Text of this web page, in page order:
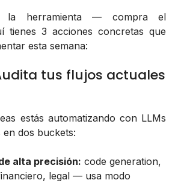
la herramienta — compra el
tienes 3 acciones concretas que
esta semana:
tus flujos actuales
estás automatizando con LLMs
en dos buckets:
alta precisión: code generation,
legal — usa modo